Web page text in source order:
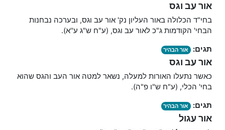
אור עב וגס
בחי"ד הכלולה באור העליון נק' אור עב וגס, ובערכה נבחנות
הבחי' הקודמות ג"כ לאור עב וגס, (ע"ח ש"ג ע''א).
תגים: אור הבהיר
אור עב וגס
כאשר נתעלו האורות למעלה, נשאר למטה אור העב והגס שהוא
בחי' הכלי, (ע"ח ש"ו פ"ה).
תגים: אור הבהיר
אור עגול